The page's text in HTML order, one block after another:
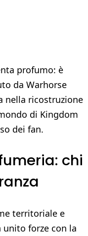
profumo: è
da Warhorse
nella ricostruzione
di Kingdom
dei fan.
chi
territoriale e
unito forze con la